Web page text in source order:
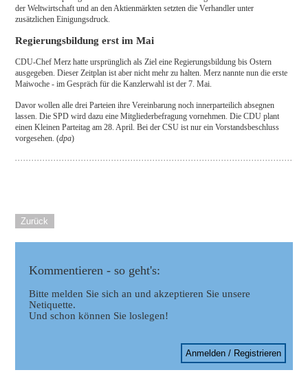
der Weltwirtschaft und an den Aktienmärkten setzten die Verhandler unter
zusätzlichen Einigungsdruck.
Regierungsbildung erst im Mai
CDU-Chef Merz hatte ursprünglich als Ziel eine Regierungsbildung bis Ostern
ausgegeben. Dieser Zeitplan ist aber nicht mehr zu halten. Merz nannte nun die erste
Maiwoche - im Gespräch für die Kanzlerwahl ist der 7. Mai.
Davor wollen alle drei Parteien ihre Vereinbarung noch innerparteilich absegnen
lassen. Die SPD wird dazu eine Mitgliederbefragung vornehmen. Die CDU plant
einen Kleinen Parteitag am 28. April. Bei der CSU ist nur ein Vorstandsbeschluss
vorgesehen. (dpa)
Zurück
Kommentieren - so geht's:
Bitte melden Sie sich an und akzeptieren Sie unsere
Netiquette.
Und schon können Sie loslegen!
Anmelden / Registrieren